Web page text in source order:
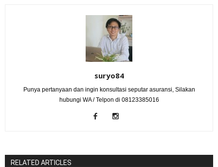
suryo84
Punya pertanyaan dan ingin konsultasi seputar asuransi, Silakan
hubungi WA / Telpon di 08123385016
RELATED ARTICLES